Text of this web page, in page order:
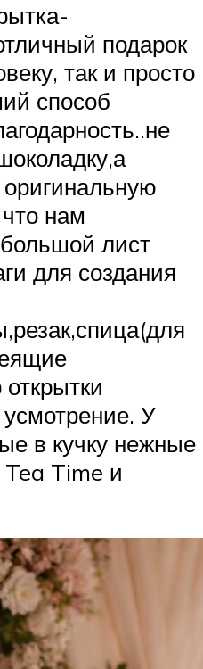
подарок
так и просто
способ
нам
лист
для создания
У
в кучку нежные
Time и